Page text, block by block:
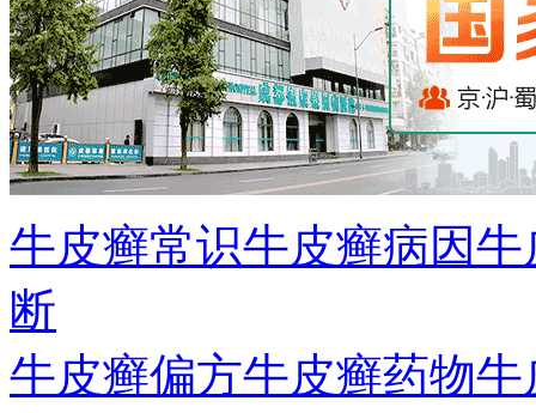
牛皮癣常识牛皮癣病因牛
断
牛皮癣偏方牛皮癣药物牛